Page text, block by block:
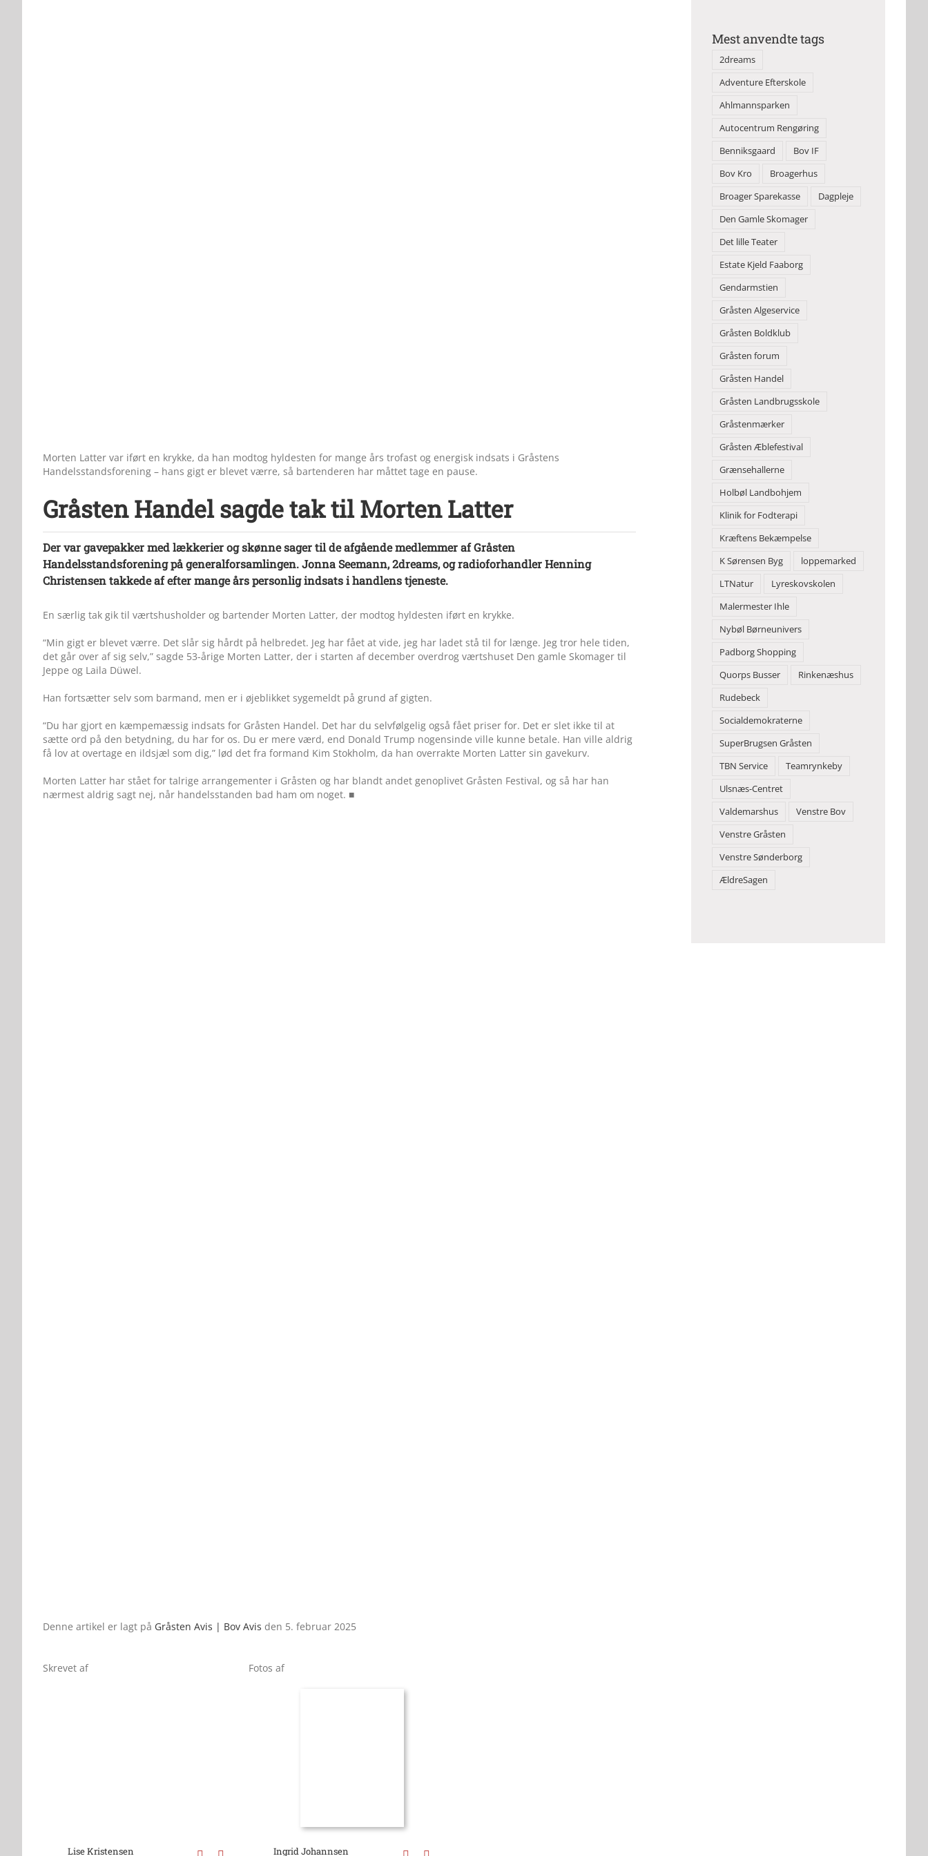
Morten Latter var iført en krykke, da han modtog hyldesten for mange års trofast og energisk indsats i Gråstens
Handelsstandsforening – hans gigt er blevet værre, så bartenderen har måttet tage en pause.
Gråsten Handel sagde tak til Morten Latter
Der var gavepakker med lækkerier og skønne sager til de afgående medlemmer af Gråsten
Handelsstandsforening på generalforsamlingen. Jonna Seemann, 2dreams, og radioforhandler Henning
Christensen takkede af efter mange års personlig indsats i handlens tjeneste.
En særlig tak gik til værtshusholder og bartender Morten Latter, der modtog hyldesten iført en krykke.
“Min gigt er blevet værre. Det slår sig hårdt på helbredet. Jeg har fået at vide, jeg har ladet stå til for længe. Jeg tror hele tiden,
det går over af sig selv,” sagde 53-årige Morten Latter, der i starten af december overdrog værtshuset Den gamle Skomager til
Jeppe og Laila Düwel.
Han fortsætter selv som barmand, men er i øjeblikket sygemeldt på grund af gigten.
“Du har gjort en kæmpemæssig indsats for Gråsten Handel. Det har du selvfølgelig også fået priser for. Det er slet ikke til at
sætte ord på den betydning, du har for os. Du er mere værd, end Donald Trump nogensinde ville kunne betale. Han ville aldrig
få lov at overtage en ildsjæl som dig,” lød det fra formand Kim Stokholm, da han overrakte Morten Latter sin gavekurv.
Morten Latter har stået for talrige arrangementer i Gråsten og har blandt andet genoplivet Gråsten Festival, og så har han
nærmest aldrig sagt nej, når handelsstanden bad ham om noget. ■
Denne artikel er lagt på Gråsten Avis | Bov Avis den 5. februar 2025
Skrevet af
Lise Kristensen
Fotos af
Ingrid Johannsen
Mest anvendte tags
2dreams
Adventure Efterskole
Ahlmannsparken
Autocentrum Rengøring
Benniksgaard
Bov IF
Bov Kro
Broagerhus
Broager Sparekasse
Dagpleje
Den Gamle Skomager
Det lille Teater
Estate Kjeld Faaborg
Gendarmstien
Gråsten Algeservice
Gråsten Boldklub
Gråsten forum
Gråsten Handel
Gråsten Landbrugsskole
Gråstenmærker
Gråsten Æblefestival
Grænsehallerne
Holbøl Landbohjem
Klinik for Fodterapi
Kræftens Bekæmpelse
K Sørensen Byg
loppemarked
LTNatur
Lyreskovskolen
Malermester Ihle
Nybøl Børneunivers
Padborg Shopping
Quorps Busser
Rinkenæshus
Rudebeck
Socialdemokraterne
SuperBrugsen Gråsten
TBN Service
Teamrynkeby
Ulsnæs-Centret
Valdemarshus
Venstre Bov
Venstre Gråsten
Venstre Sønderborg
ÆldreSagen